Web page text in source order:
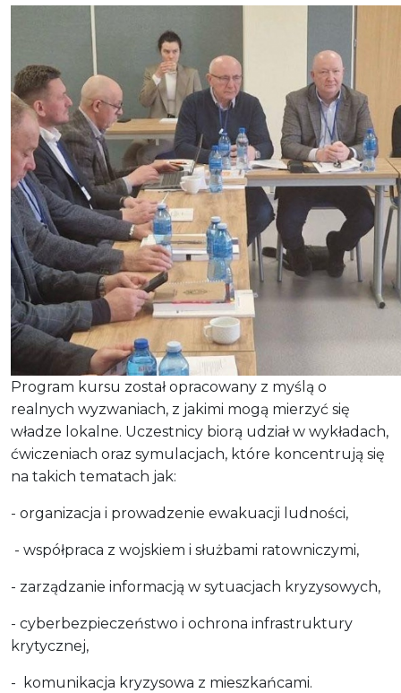
Program kursu został opracowany z myślą o
realnych wyzwaniach, z jakimi mogą mierzyć się
władze lokalne. Uczestnicy biorą udział w wykładach,
ćwiczeniach oraz symulacjach, które koncentrują się
na takich tematach jak:
- organizacja i prowadzenie ewakuacji ludności,
- współpraca z wojskiem i służbami ratowniczymi,
- zarządzanie informacją w sytuacjach kryzysowych,
- cyberbezpieczeństwo i ochrona infrastruktury
krytycznej,
- komunikacja kryzysowa z mieszkańcami.